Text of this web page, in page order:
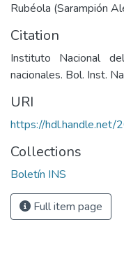
Rubéola (Sarampión
Citation
Instituto Nacional
nacionales. Bol. Inst.
URI
https://
Collections
Boletín INS
Full item page